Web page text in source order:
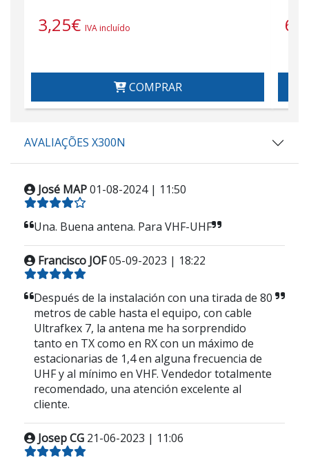
3,25€ IVA incluído
COMPRAR
AVALIAÇÕES X300N
José MAP01-08-2024 | 11:50
Una. Buena antena. Para VHF-UHF
Francisco JOF05-09-2023 | 18:22
Después de la instalación con una tirada de 80
metros de cable hasta el equipo, con cable
Ultrafkex 7, la antena me ha sorprendido
tanto en TX como en RX con un máximo de
estacionarias de 1,4 en alguna frecuencia de
UHF y al mínimo en VHF. Vendedor totalmente
recomendado, una atención excelente al
cliente.
Josep CG 21-06-2023 | 11:06